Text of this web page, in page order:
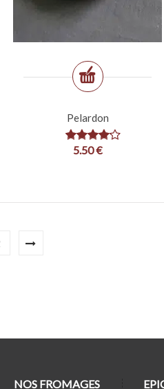
Pelardon
5.50€
NOS FROMAGES